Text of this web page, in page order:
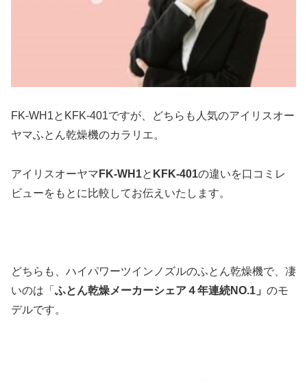
FK-WH1とKFK-401ですが、どちらも人気のアイリスオー
ヤマふとん乾燥機のカラリエ。
アイリスオーヤマ FK-WH1と KFK-401の違いを口コミレ
ビューをもとに比較してお伝えいたします。
どちらも、ハイパワーツインノズルのふとん乾燥機で、凄
いのは「 ふとん乾燥メーカーシェア４年連続NO.1」 のモ
デルです。